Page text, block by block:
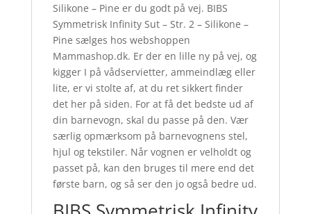
Silikone – Pine er du godt på vej. BIBS
Symmetrisk Infinity Sut – Str. 2 – Silikone –
Pine sælges hos webshoppen
Mammashop.dk. Er der en lille ny på vej, og
kigger I på vådservietter, ammeindlæg eller
lite, er vi stolte af, at du ret sikkert finder
det her på siden. For at få det bedste ud af
din barnevogn, skal du passe på den. Vær
særlig opmærksom på barnevognens stel,
hjul og tekstiler. Når vognen er velholdt og
passet på, kan den bruges til mere end det
første barn, og så ser den jo også bedre ud.